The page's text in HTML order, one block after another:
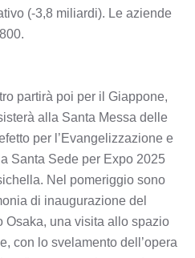
(-3,8 miliardi). Le aziende
partirà poi per il Giappone,
alla Santa Messa delle
per l’Evangelizzazione e
Santa Sede per Expo 2025
Nel pomeriggio sono
di inaugurazione del
Osaka, una visita allo spazio
con lo svelamento dell’opera